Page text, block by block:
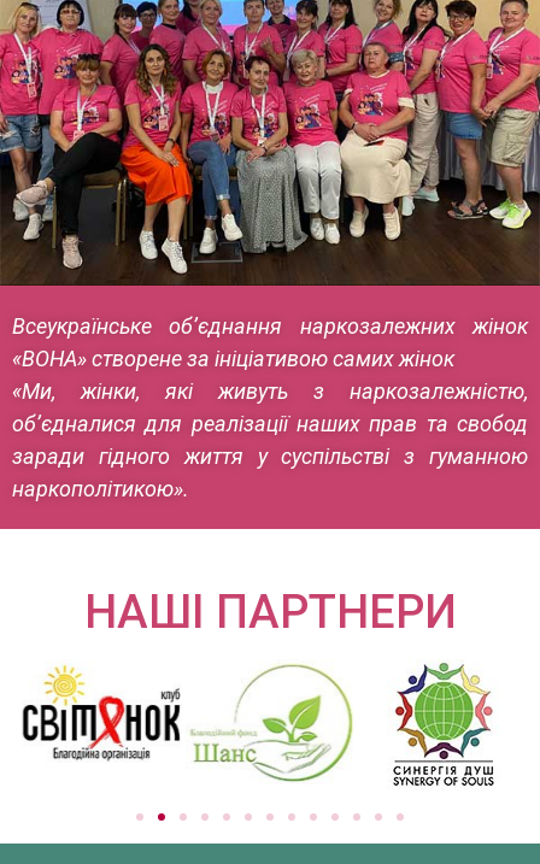
Всеукраїнське об’єднання наркозалежних жінок
«ВОНА» створене за ініціативою самих жінок
«Ми, жінки, які живуть з наркозалежністю,
об’єдналися для реалізації наших прав та свобод
заради гідного життя у суспільстві з гуманною
наркополітикою».
НАШІ ПАРТНЕРИ